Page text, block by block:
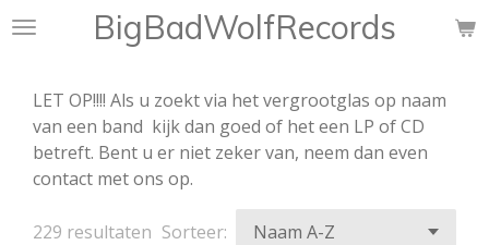
Ga
hoofdinhoud
BigBadWolfRecords
LET OP!!!! Als u zoekt via het vergrootglas op naam
van een band kijk dan goed of het een LP of CD
betreft. Bent u er niet zeker van, neem dan even
contact met ons op.
229 resultaten Sorteer: